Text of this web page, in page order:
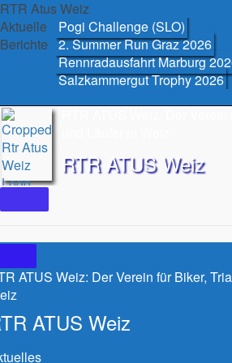
Skip
to
content
RTR Atus Weiz
Aktuelle
Berichte
Pogi Challenge (SLO)
2. Summer Run Graz 2026
Rennradausfahrt Marburg
Salzkammergut Trophy 2026
RTR ATUS Weiz
ATUS Weiz: Der Verein für Biker,
ATUS Weiz